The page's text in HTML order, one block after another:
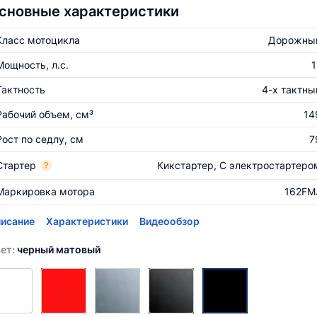
характеристики
мотоцикла
л.с.
4-х
объем, см³
по седлу, см
? Кикстартер, С
мотора
Характеристики Видеообзор
черный матовый